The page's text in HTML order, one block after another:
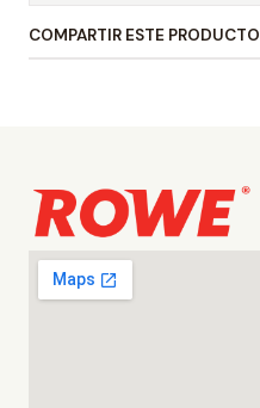
COMPARTIR ESTE PRODUCTO